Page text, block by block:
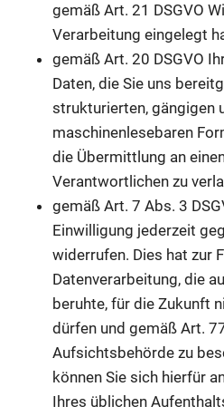
gemäß Art. 21 DSGVO
Verarbeitung eingelegt
gemäß Art. 20 DSGVO
Daten, die Sie uns
strukturierten, gängigen
maschinenlesebaren
die Übermittlung an
Verantwortlichen zu
gemäß Art. 7 Abs. 3
Einwilligung jederzeit
widerrufen. Dies hat zur
Datenverarbeitung, die
beruhte, für die Zukunft
dürfen und gemäß Art.
Aufsichtsbehörde zu
können Sie sich hierfür
Ihres üblichen